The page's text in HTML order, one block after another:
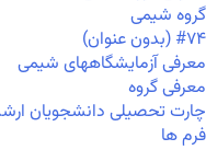
گروه شیمی
#۷۴ (بدون عنوان)
معرفی آزمایشگاههای شیمی
معرفی گروه
چارت تحصیلی دانشجویان
فرم ها